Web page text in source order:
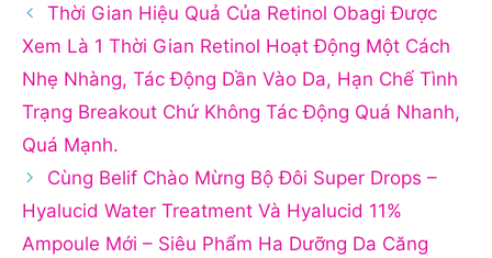
Thời Gian Hiệu Quả Của Retinol Obagi Được
Xem Là 1 Thời Gian Retinol Hoạt Động Một Cách
Nhẹ Nhàng, Tác Động Dần Vào Da, Hạn Chế Tình
Trạng Breakout Chứ Không Tác Động Quá Nhanh,
Quá Mạnh.
Cùng Belif Chào Mừng Bộ Đôi Super Drops –
Hyalucid Water Treatment Và Hyalucid 11%
Ampoule Mới – Siêu Phẩm Ha Dưỡng Da Căng